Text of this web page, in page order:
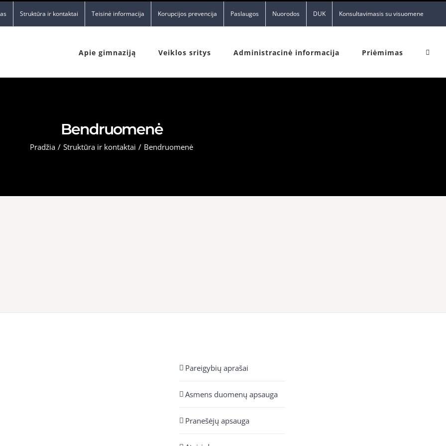
Struktūra ir kontaktai Teisinė informacija Korupcijos prevencija Paslaugos Nuorodos DUK Konsultavimasis su visuomene
Apie gimnaziją Veiklos sritys Administracinė informacija Priėmimas
Bendruomenė
Pradžia / Struktūra ir kontaktai / Bendruomenė
Pareigybių aprašai
Asmens duomenų apsauga
Pranešėjų apsauga